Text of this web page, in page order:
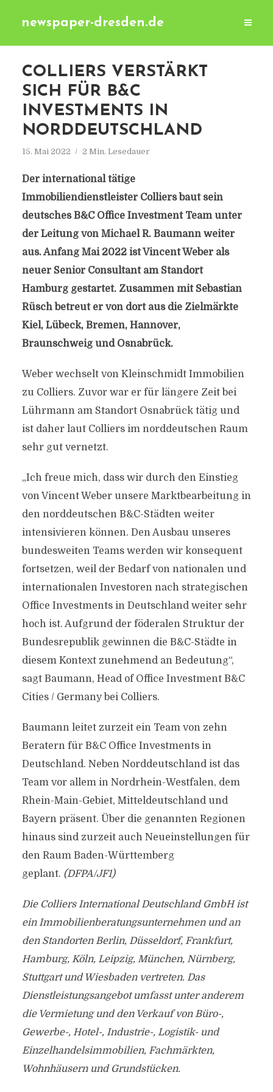
newspaper-dresden.de
COLLIERS VERSTÄRKT
SICH FÜR B&C
INVESTMENTS IN
NORDDEUTSCHLAND
15. Mai 2022 2 Min. Lesedauer
Der international tätige
Immobiliendienstleister Colliers baut sein
deutsches B&C Office Investment Team unter
der Leitung von Michael R. Baumann weiter
aus. Anfang Mai 2022 ist Vincent Weber als
neuer Senior Consultant am Standort
Hamburg gestartet. Zusammen mit Sebastian
Rüsch betreut er von dort aus die Zielmärkte
Kiel, Lübeck, Bremen, Hannover,
Braunschweig und Osnabrück.
Weber wechselt von Kleinschmidt Immobilien
zu Colliers. Zuvor war er für längere Zeit bei
Lührmann am Standort Osnabrück tätig und
ist daher laut Colliers im norddeutschen Raum
sehr gut vernetzt.
„Ich freue mich, dass wir durch den Einstieg
von Vincent Weber unsere Marktbearbeitung in
den norddeutschen B&C-Städten weiter
intensivieren können. Den Ausbau unseres
bundesweiten Teams werden wir konsequent
fortsetzen, weil der Bedarf von nationalen und
internationalen Investoren nach strategischen
Office Investments in Deutschland weiter sehr
hoch ist. Aufgrund der föderalen Struktur der
Bundesrepublik gewinnen die B&C-Städte in
diesem Kontext zunehmend an Bedeutung“,
sagt Baumann, Head of Office Investment B&C
Cities / Germany bei Colliers.
Baumann leitet zurzeit ein Team von zehn
Beratern für B&C Office Investments in
Deutschland. Neben Norddeutschland ist das
Team vor allem in Nordrhein-Westfalen, dem
Rhein-Main-Gebiet, Mitteldeutschland und
Bayern präsent. Über die genannten Regionen
hinaus sind zurzeit auch Neueinstellungen für
den Raum Baden-Württemberg
geplant. (DFPA/JF1)
Die Colliers International Deutschland GmbH ist
ein Immobilienberatungsunternehmen und an
den Standorten Berlin, Düsseldorf, Frankfurt,
Hamburg, Köln, Leipzig, München, Nürnberg,
Stuttgart und Wiesbaden vertreten. Das
Dienstleistungsangebot umfasst unter anderem
die Vermietung und den Verkauf von Büro-,
Gewerbe-, Hotel-, Industrie-, Logistik- und
Einzelhandelsimmobilien, Fachmärkten,
Wohnhäusern und Grundstücken.